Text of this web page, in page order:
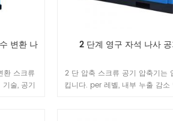
변환 나
환 스크류
술, 공기
2 단계 영구 자석 나사
2 단 압축 스크류 공기 압축기는
킵니다. per 레벨, 내부 누출 감